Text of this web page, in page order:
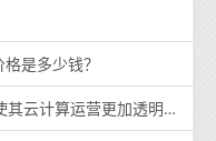
是多少钱？
算运营更加透明的一部分